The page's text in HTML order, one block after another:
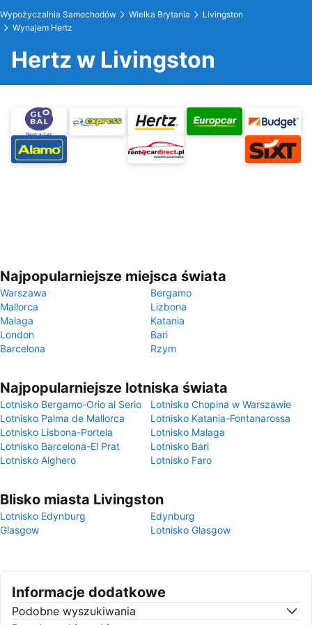
Wypożyczalnia Samochodów Wielka Brytania
Livingston
Wynajem Hertz
Hertz w Livingston
Najpopularniejsze miejsca świata
Warszawa
Bergamo
Mallorca
Lizbona
Malaga
Katania
London
Bari
Barcelona
Rzym
Najpopularniejsze lotniska świata
Lotnisko Bergamo-Orio al Serio
Lotnisko Chopina w Warszawie
Lotnisko Palma de Mallorca
Lotnisko Katania-Fontanarossa
Lotnisko Lisbona-Portela
Lotnisko Malaga
Lotnisko Barcelona-El Prat
Lotnisko Bari
Lotnisko Alghero
Lotnisko Faro
Blisko miasta Livingston
Lotnisko Edynburg
Edynburg
Glasgow
Lotnisko Glasgow
Informacje dodatkowe
Podobne wyszukiwania